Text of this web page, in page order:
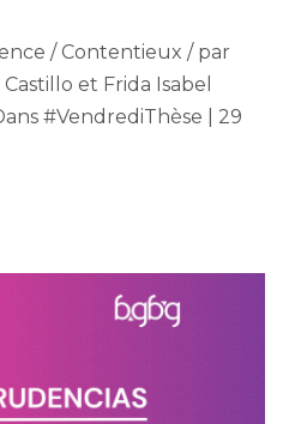
/ Contentieux / par
et Frida Isabel
#VendrediThèse | 29